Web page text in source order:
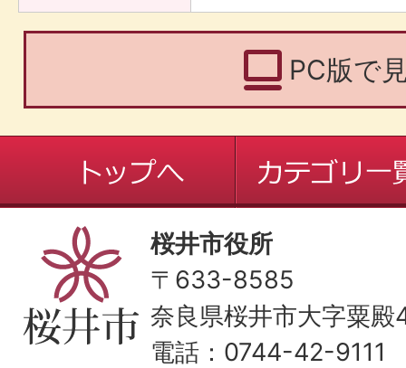
PC版で
桜井市役所
〒633-8585
奈良県桜井市大字粟
電話：0744-42-9111